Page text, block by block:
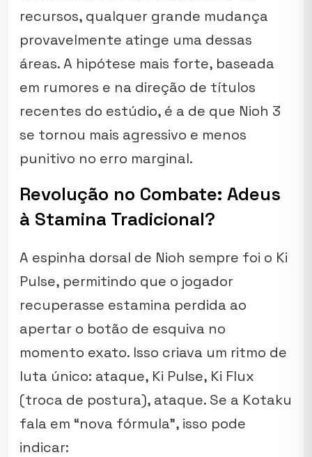
recursos, qualquer grande mudança
provavelmente atinge uma dessas
áreas. A hipótese mais forte, baseada
em rumores e na direção de títulos
recentes do estúdio, é a de que Nioh 3
se tornou mais agressivo e menos
punitivo no erro marginal.
Revolução no Combate: Adeus
à Stamina Tradicional?
A espinha dorsal de Nioh sempre foi o Ki
Pulse, permitindo que o jogador
recuperasse estamina perdida ao
apertar o botão de esquiva no
momento exato. Isso criava um ritmo de
luta único: ataque, Ki Pulse, Ki Flux
(troca de postura), ataque. Se a Kotaku
fala em “nova fórmula”, isso pode
indicar: